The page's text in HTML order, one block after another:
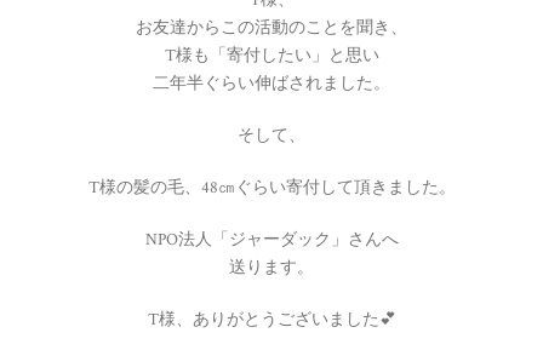
お友達からこの活動のことを聞き、
T様も「寄付したい」と思い
二年半ぐらい伸ばされました。
そして、
T様の髪の毛、48㎝ぐらい寄付して頂きました。
NPO法人「ジャーダック」さんへ
送ります。
T様、ありがとうございました💕